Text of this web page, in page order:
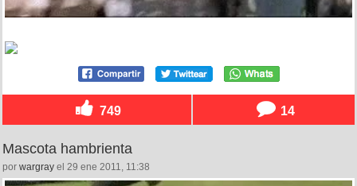
749 14
Mascota hambrienta
por wargray el 29 ene 2011, 11:38